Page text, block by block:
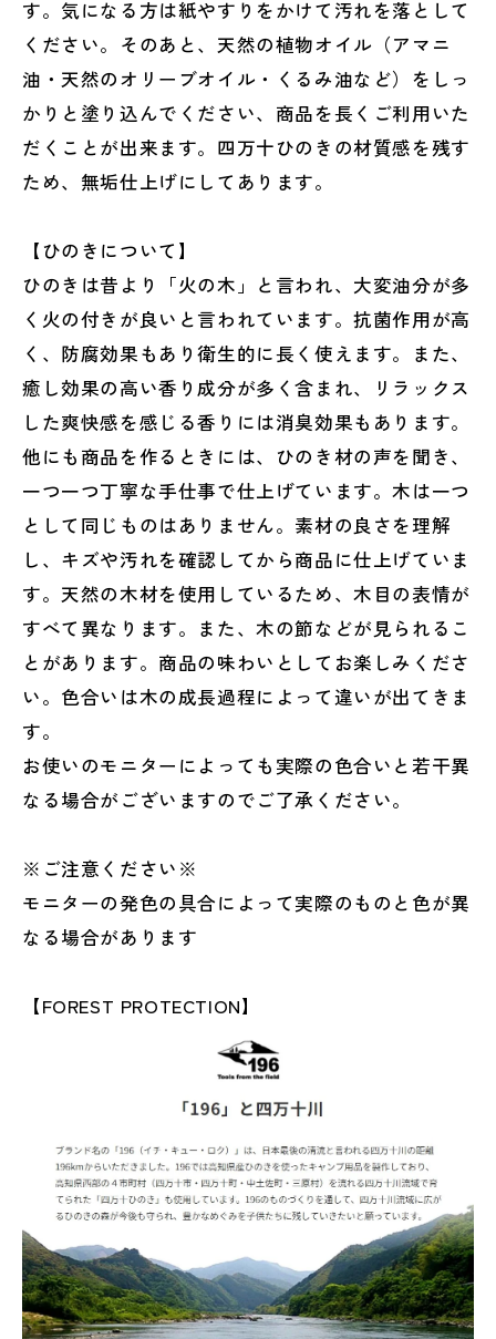
す。気になる方は紙やすりをかけて汚れを落として
ください。そのあと、天然の植物オイル（アマニ
油・天然のオリーブオイル・くるみ油など）をしっ
かりと塗り込んでください、商品を長くご利用いた
だくことが出来ます。四万十ひのきの材質感を残す
ため、無垢仕上げにしてあります。
【ひのきについて】
ひのきは昔より「火の木」と言われ、大変油分が多
く火の付きが良いと言われています。抗菌作用が高
く、防腐効果もあり衛生的に長く使えます。また、
癒し効果の高い香り成分が多く含まれ、リラックス
した爽快感を感じる香りには消臭効果もあります。
他にも商品を作るときには、ひのき材の声を聞き、
一つ一つ丁寧な手仕事で仕上げています。木は一つ
として同じものはありません。素材の良さを理解
し、キズや汚れを確認してから商品に仕上げていま
す。天然の木材を使用しているため、木目の表情が
すべて異なります。また、木の節などが見られるこ
とがあります。商品の味わいとしてお楽しみくださ
い。色合いは木の成長過程によって違いが出てきま
す。
お使いのモニターによっても実際の色合いと若干異
なる場合がございますのでご了承ください。
※ご注意ください※
モニターの発色の具合によって実際のものと色が異
なる場合があります
【FOREST PROTECTION】